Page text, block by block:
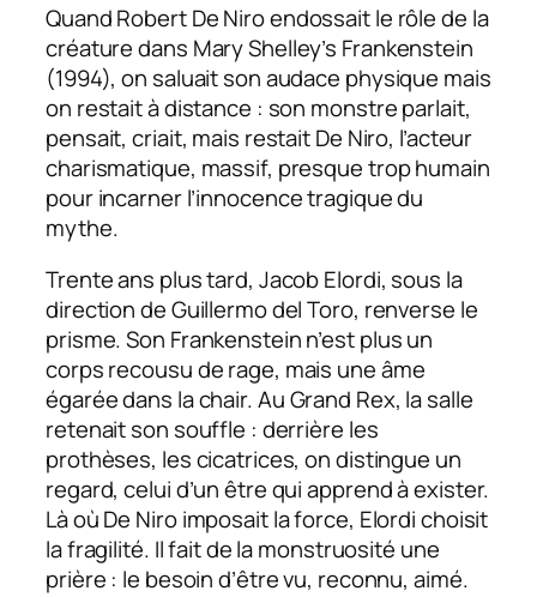
Quand Robert De Niro endossait le rôle de la
créature dans Mary Shelley’s Frankenstein
(1994), on saluait son audace physique mais
on restait à distance : son monstre parlait,
pensait, criait, mais restait De Niro, l’acteur
charismatique, massif, presque trop humain
pour incarner l’innocence tragique du
mythe.
Trente ans plus tard, Jacob Elordi, sous la
direction de Guillermo del Toro, renverse le
prisme. Son Frankenstein n’est plus un
corps recousu de rage, mais une âme
égarée dans la chair.Au Grand Rex, la salle
retenait son souffle : derrière les
prothèses, les cicatrices, on distingue un
regard, celui d’un être qui apprend à exister.
Là où De Niro imposait la force, Elordi choisit
la fragilité. Il fait de la monstruosité une
prière : le besoin d’être vu, reconnu, aimé.